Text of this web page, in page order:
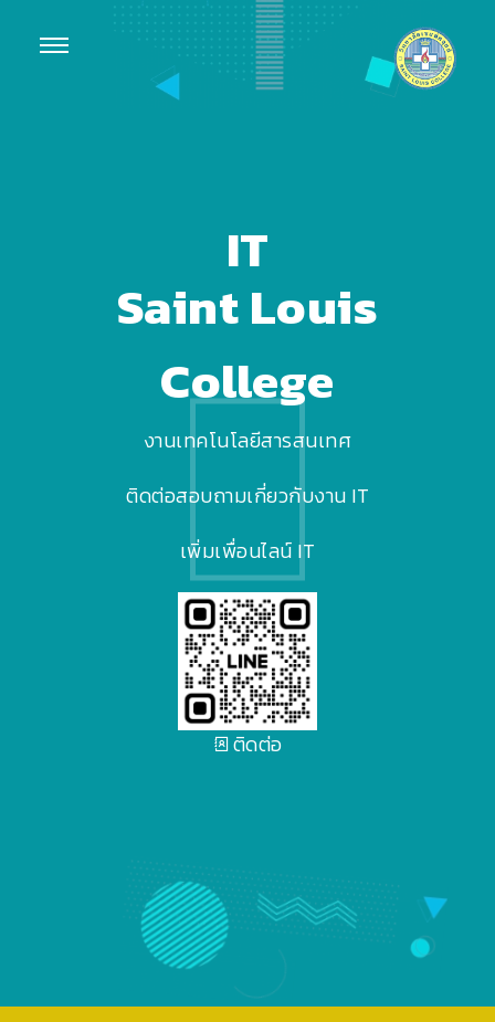
IT
Saint Louis
College
งานเทคโนโลยีสารสนเทศ
ติดต่อสอบถามเกี่ยวกับงาน IT
เพิ่มเพื่อนไลน์ IT
ติดต่อ